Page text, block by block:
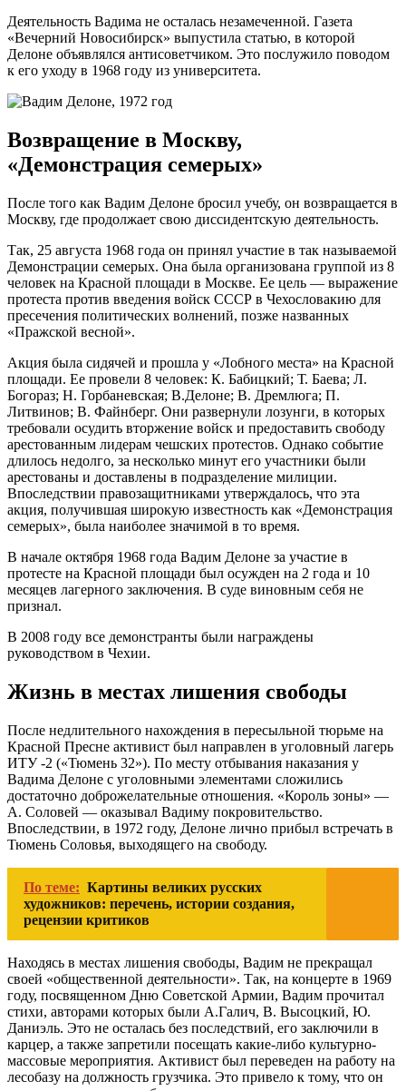
Деятельность Вадима не осталась незамеченной. Газета
«Вечерний Новосибирск» выпустила статью, в которой
Делоне объявлялся антисоветчиком. Это послужило поводом
к его уходу в 1968 году из университета.
Возвращение в Москву,
«Демонстрация семерых»
После того как Вадим Делоне бросил учебу, он возвращается в
Москву, где продолжает свою диссидентскую деятельность.
Так, 25 августа 1968 года он принял участие в так называемой
Демонстрации семерых. Она была организована группой из 8
человек на Красной площади в Москве. Ее цель — выражение
протеста против введения войск СССР в Чехословакию для
пресечения политических волнений, позже названных
«Пражской весной».
Акция была сидячей и прошла у «Лобного места» на Красной
площади. Ее провели 8 человек: К. Бабицкий; Т. Баева; Л.
Богораз; Н. Горбаневская; В.Делоне; В. Дремлюга; П.
Литвинов; В. Файнберг. Они развернули лозунги, в которых
требовали осудить вторжение войск и предоставить свободу
арестованным лидерам чешских протестов. Однако событие
длилось недолго, за несколько минут его участники были
арестованы и доставлены в подразделение милиции.
Впоследствии правозащитниками утверждалось, что эта
акция, получившая широкую известность как «Демонстрация
семерых», была наиболее значимой в то время.
В начале октября 1968 года Вадим Делоне за участие в
протесте на Красной площади был осужден на 2 года и 10
месяцев лагерного заключения. В суде виновным себя не
признал.
В 2008 году все демонстранты были награждены
руководством в Чехии.
Жизнь в местах лишения свободы
После недлительного нахождения в пересыльной тюрьме на
Красной Пресне активист был направлен в уголовный лагерь
ИТУ -2 («Тюмень 32»). По месту отбывания наказания у
Вадима Делоне с уголовными элементами сложились
достаточно доброжелательные отношения. «Король зоны» —
А. Соловей — оказывал Вадиму покровительство.
Впоследствии, в 1972 году, Делоне лично прибыл встречать в
Тюмень Соловья, выходящего на свободу.
По теме: Картины великих русских
художников: перечень, истории создания,
рецензии критиков
Находясь в местах лишения свободы, Вадим не прекращал
своей «общественной деятельности». Так, на концерте в 1969
году, посвященном Дню Советской Армии, Вадим прочитал
стихи, авторами которых были А.Галич, В. Высоцкий, Ю.
Даниэль. Это не осталась без последствий, его заключили в
карцер, а также запретили посещать какие-либо культурно-
массовые мероприятия. Активист был переведен на работу на
лесобазу на должность грузчика. Это привело к тому, что он